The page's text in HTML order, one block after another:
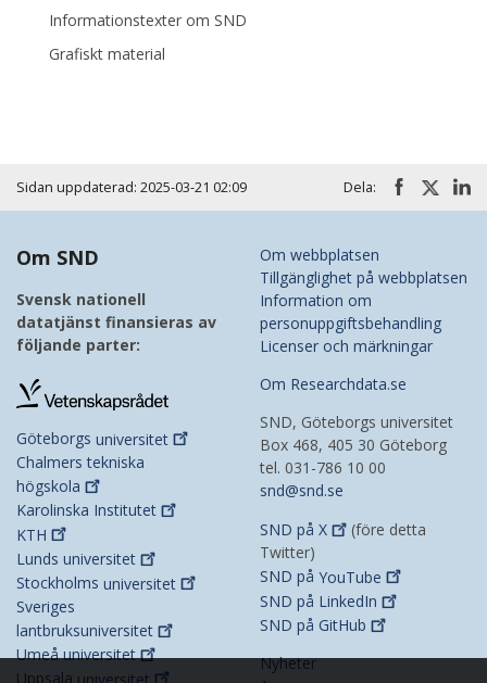
Informationstexter om SND
Grafiskt material
Sidan uppdaterad: 2025-03-21 02:09 Dela:
Om SND
Svensk nationell
datatjänst finansieras av
följande parter:
Göteborgs universitet
Chalmers tekniska
högskola
Karolinska Institutet
KTH
Lunds universitet
Stockholms universitet
Sveriges
lantbruksuniversitet
Umeåuniversitet
Om webbplatsen
Tillgänglighet på webbplatsen
Information om
personuppgiftsbehandling
Licenser och märkningar
Om Researchdata.se
SND, Göteborgs universitet
Box 468, 405 30 Göteborg
tel. 031-786 10 00
snd@snd.se
SND på X
(före detta
Twitter)
SND på YouTube
SND på LinkedIn
SND på GitHub
Nyheter